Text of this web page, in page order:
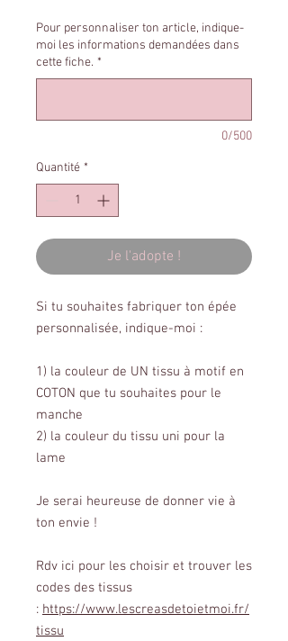
Pour personnaliser ton article, indique-
moi les informations demandées dans
cette fiche. *
0/500
Quantité *
Je l'adopte !
Si tu souhaites fabriquer ton épée
personnalisée, indique-moi :
1) la couleur de UN tissu à motif en
COTON que tu souhaites pour le
manche
2) la couleur du tissu uni pour la
lame
Je serai heureuse de donner vie à
ton envie !
Rdv ici pour les choisir et trouver les
codes des tissus
: https://www.lescreasdetoietmoi.fr/
tissu